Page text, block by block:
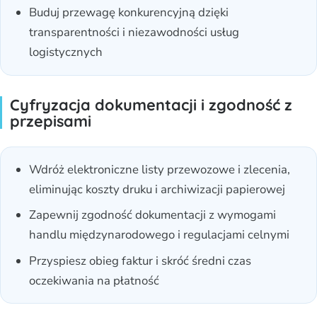
Buduj przewagę konkurencyjną dzięki
transparentności i niezawodności usług
logistycznych
Cyfryzacja dokumentacji i zgodność z
przepisami
Wdróż elektroniczne listy przewozowe i zlecenia,
eliminując koszty druku i archiwizacji papierowej
Zapewnij zgodność dokumentacji z wymogami
handlu międzynarodowego i regulacjami celnymi
Przyspiesz obieg faktur i skróć średni czas
oczekiwania na płatność